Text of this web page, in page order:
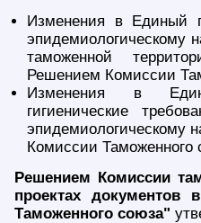
Изменения в Единый
эпидемиологическому
таможенной
Решением Комиссии
Изменения в
гигиенические
эпидемиологическому
Комиссии
Решением Комиссии
проектах документов
Таможенного союза"